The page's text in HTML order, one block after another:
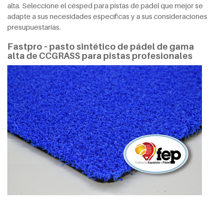
alta. Seleccione el césped para pistas de pádel que mejor se
adapte a sus necesidades específicas y a sus consideraciones
presupuestarias.
Fastpro – pasto sintético de pádel de gama
alta de CCGRASS para pistas profesionales